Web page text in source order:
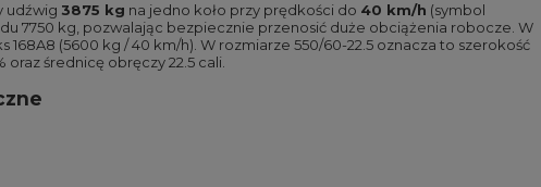
udźwig 3875 kg na jedno koło przy prędkości do 40 km/h (symbol
7750 kg, pozwalając bezpiecznie przenosić duże obciążenia robocze. W
(5600 kg / 40 km/h). W rozmiarze 550/60-22.5 oznacza to szerokość
średnicę obręczy 22.5 cali.